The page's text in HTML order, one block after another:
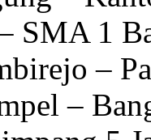
SMA 1
–
–